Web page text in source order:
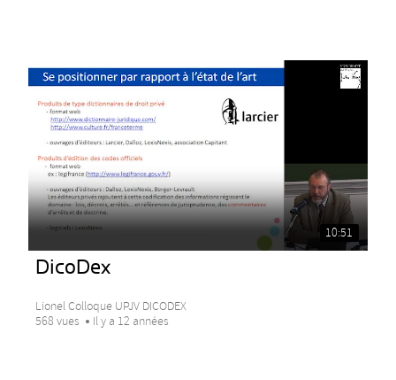
10:51
DicoDex
Lionel Colloque UPJV DICODEX
568 vues
Il y a 12 années